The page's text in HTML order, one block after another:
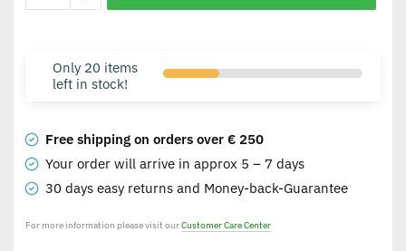
Only 20 items
left in stock!
Free shipping on orders over € 250
Your order will arrive in approx 5 – 7 days
30 days easy returns and Money-back-Guarantee
For more information please visit ourCustomer Care Center